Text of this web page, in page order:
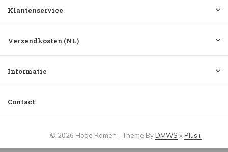
Klantenservice
Verzendkosten (NL)
Informatie
Contact
© 2026 Hoge Ramen - Theme ByDMWS xPlus+